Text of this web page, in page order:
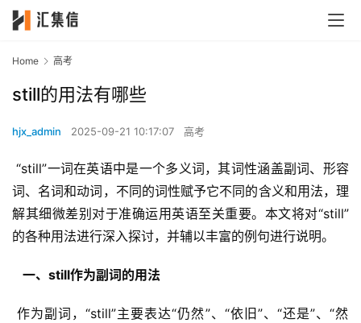
Home 高考
still的用法有哪些
hjx_admin 2025-09-21 10:17:07 高考
“still”一词在英语中是一个多义词，其词性涵盖副词、形容
词、名词和动词，不同的词性赋予它不同的含义和用法，理
解其细微差别对于准确运用英语至关重要。本文将对“still”
的各种用法进行深入探讨，并辅以丰富的例句进行说明。
  一、still作为副词的用法
作为副词，“still”主要表达“仍然”、“依旧”、“还是”、“然